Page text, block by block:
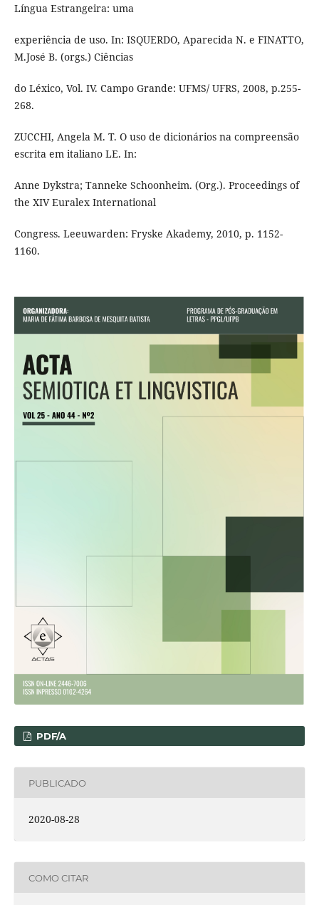
Língua Estrangeira: uma
experiência de uso. In: ISQUERDO, Aparecida N. e FINATTO,
M.José B. (orgs.) Ciências
do Léxico, Vol. IV. Campo Grande: UFMS/ UFRS, 2008, p.255-
268.
ZUCCHI, Angela M. T. O uso de dicionários na compreensão
escrita em italiano LE. In:
Anne Dykstra; Tanneke Schoonheim. (Org.). Proceedings of
the XIV Euralex International
Congress. Leeuwarden: Fryske Akademy, 2010, p. 1152-
1160.
PDF/A
PUBLICADO
2020-08-28
COMO CITAR